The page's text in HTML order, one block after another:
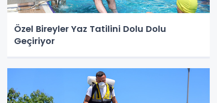
Özel Bireyler Yaz Tatilini Dolu Dolu
Geçiriyor